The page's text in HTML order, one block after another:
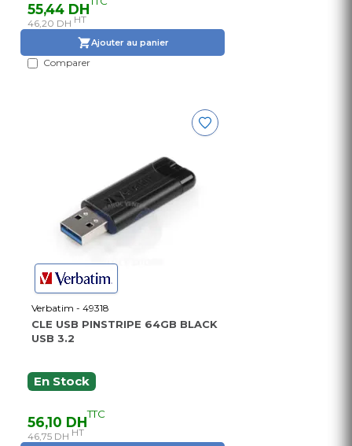
55,44 DH
46,20 DH HT
Ajouter au panier
Comparer
Verbatim - 49318
CLE USB PINSTRIPE 64GB BLACK
USB 3.2
En Stock
56,10 DHTTC
46,75 DH HT